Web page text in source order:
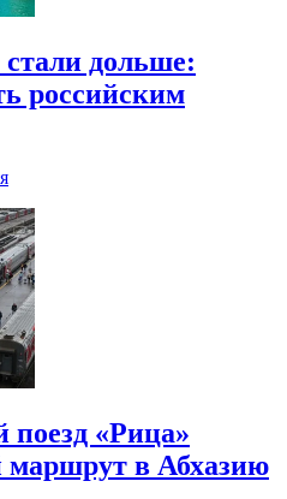
дольше:
российским
поезд «Рица»
маршрут в Абхазию